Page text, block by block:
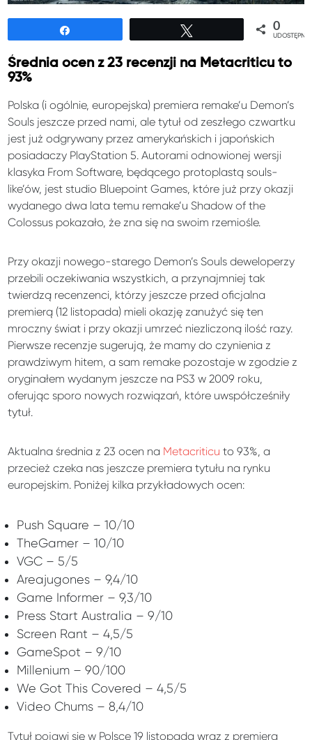
0
Średnia ocen z 23 recenzji na Metacriticu to
93%
Polska (i ogólnie, europejska) premiera remake’u Demon’s
Souls jeszcze przed nami, ale tytuł od zeszłego czwartku
jest już odgrywany przez amerykańskich i japońskich
posiadaczy PlayStation 5. Autorami odnowionej wersji
klasyka From Software, będącego protoplastą souls-
like’ów, jest studio Bluepoint Games, które już przy okazji
wydanego dwa lata temu remake’u Shadow of the
Colossus pokazało, że zna się na swoim rzemiośle.
Przy okazji nowego-starego Demon’s Souls deweloperzy
przebili oczekiwania wszystkich, a przynajmniej tak
twierdzą recenzenci, którzy jeszcze przed oficjalna
premierą (12 listopada) mieli okazję zanużyć się ten
mroczny świat i przy okazji umrzeć niezliczoną ilość razy.
Pierwsze recenzje sugerują, że mamy do czynienia z
prawdziwym hitem, a sam remake pozostaje w zgodzie z
oryginałem wydanym jeszcze na PS3 w 2009 roku,
oferując sporo nowych rozwiązań, które uwspółcześniły
tytuł.
Aktualna średnia z 23 ocen na Metacriticu to 93%, a
przecież czeka nas jeszcze premiera tytułu na rynku
europejskim. Poniżej kilka przykładowych ocen:
Push Square – 10/10
TheGamer – 10/10
VGC – 5/5
Areajugones – 9,4/10
Game Informer – 9,3/10
Press Start Australia – 9/10
Screen Rant – 4,5/5
GameSpot – 9/10
Millenium – 90/100
We Got This Covered – 4,5/5
Video Chums – 8,4/10
Tytuł pojawi się w Polsce 19 listopada wraz z premierą